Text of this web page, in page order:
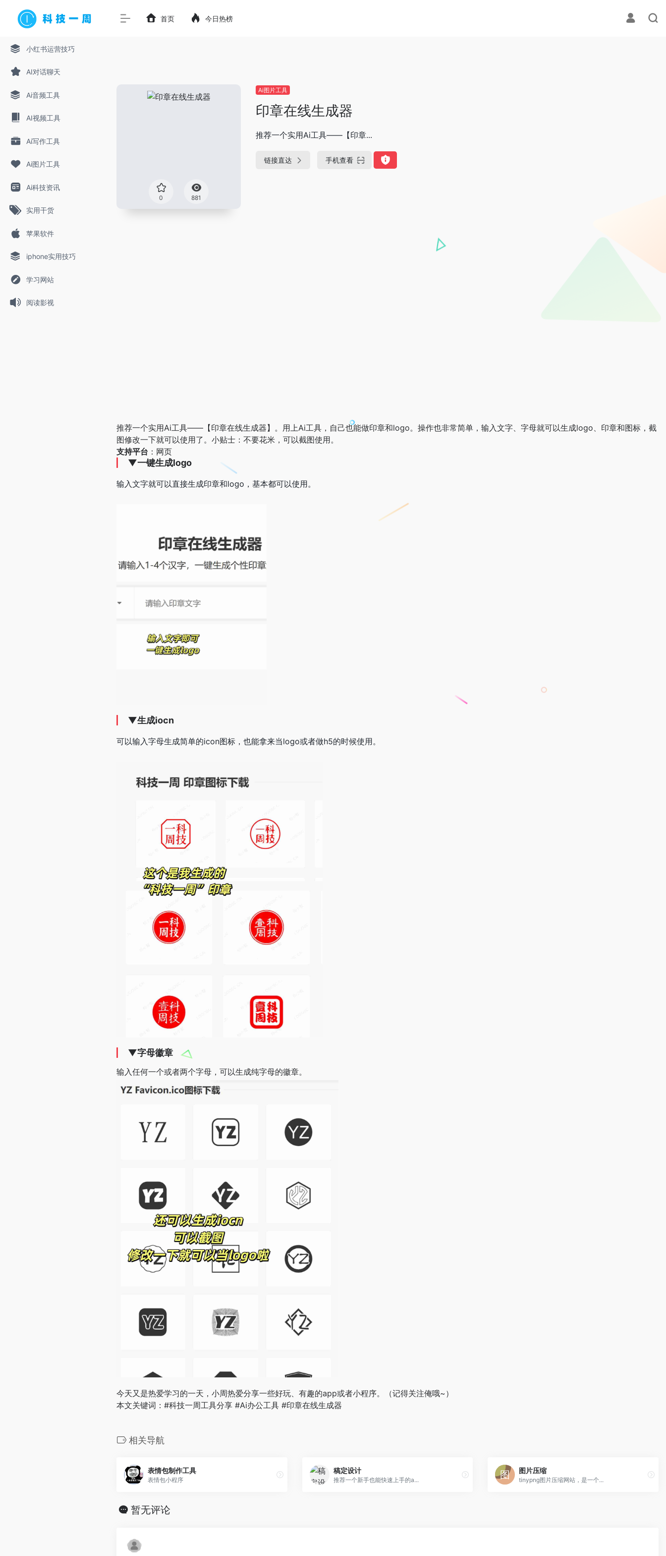
小红书运营技巧
AI对话聊天
Ai音频工具
AI视频工具
Ai写作工具
Ai图片工具
Ai科技资讯
实用干货
苹果软件
iphone实用技巧
学习网站
阅读影视
首页 今日热榜
0 881
Ai图片工具
印章在线生成器
推荐一个实用Ai工具——【印章...
链接直达 手机查看
推荐一个实用Ai工具——【印章在线生成器】。用上Ai工具，自己也能做印章和logo。操作也非常简单，输入文字、字母就可以生成logo、印章和图标，截
图修改一下就可以使用了。小贴士：不要花米，可以截图使用。
支持平台 ：网页
▼️一键生成logo
输入文字就可以直接生成印章和logo，基本都可以使用。
▼生成iocn
可以输入字母生成简单的icon图标，也能拿来当logo或者做h5的时候使用。
▼字母徽章
输入任何一个或者两个字母，可以生成纯字母的徽章。
今天又是热爱学习的一天，小周热爱分享一些好玩、有趣的app或者小程序。（记得关注俺哦~）
本文关键词：#科技一周工具分享 #Ai办公工具 #印章在线生成器
相关导航
表情包制作工具
表情包小程序
稿定设计
推荐一个新手也能快速上手的a...
图片压缩
tinypng图片压缩网站，是一个...
暂无评论